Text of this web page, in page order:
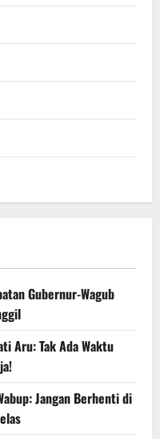
Gubernur-Wagub
Aru: Tak Ada Waktu
Jangan Berhenti di